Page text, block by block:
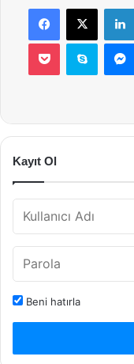
Facebook
X
Pocket Skype
Kayıt Ol
Beni hatırla